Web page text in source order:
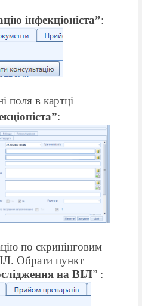
інфекціоніста”:
поля в картці
:
ю по скринінговим
. Обрати пункт
на ВІЛ” :